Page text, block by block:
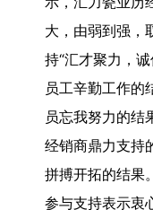
大，由弱到强，
持“汇才聚力，
员工辛勤工作的
员忘我努力的结
经销商鼎力支持
拼搏开拓的结果
参与支持表示衷